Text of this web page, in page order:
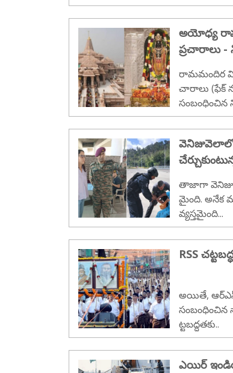
అయోధ్య
ప్రచారాలు -
రామమందిర
చారాలు (ఫేక్
సంబంధించిన
క్కడ
వెనిజువెలాలో
తాజాగా
మైంది. అనేక
వ్యస్తమైంది...
RSS
అయితే,
సంబంధించిన
ట్టబద్ధతకు..
ఎయిర్